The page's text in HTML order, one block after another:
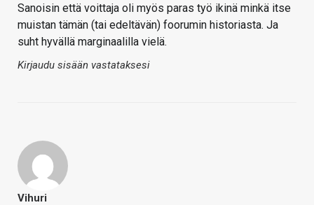
Sanoisin että voittaja oli myös paras työ ikinä minkä itse
muistan tämän (tai edeltävän) foorumin historiasta. Ja
suht hyvällä marginaalilla vielä.
Kirjaudu sisään vastataksesi
Vihuri